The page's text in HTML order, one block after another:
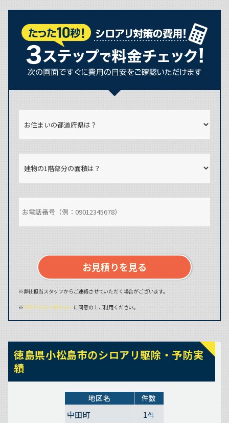
お見積りを見る
※弊社担当スタッフからご連絡させていただく場合がございます。
※プライバシーポリシーに同意の上ご利用ください。
徳島県小松島市のシロアリ駆除・予防実
績
地区名 件数
中田町 1件